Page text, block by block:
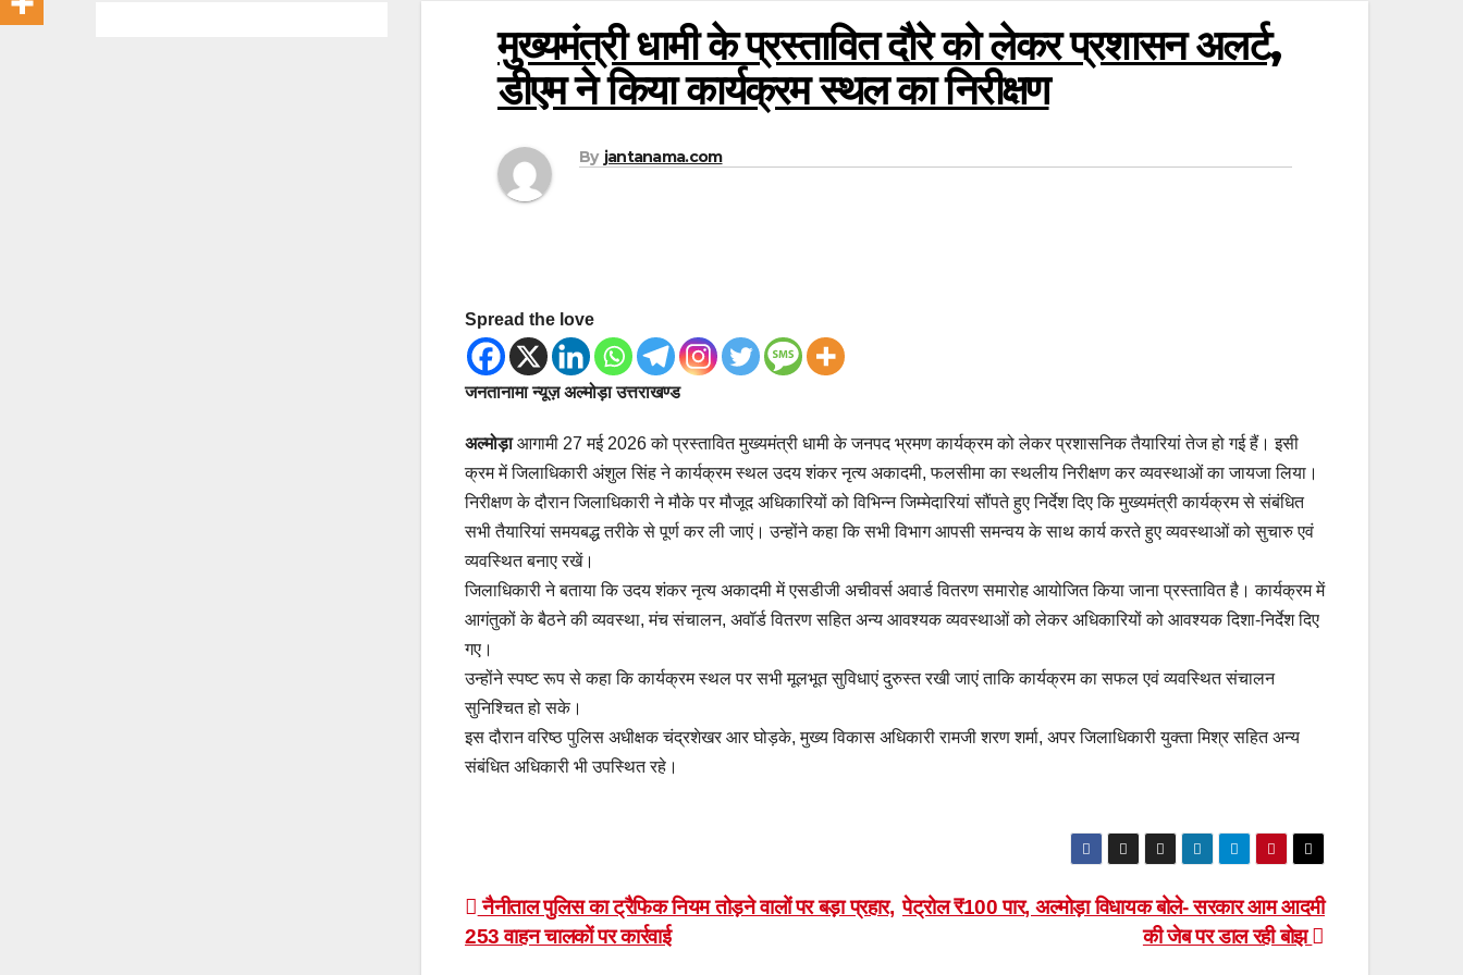
मुख्यमंत्री धामी के प्रस्तावित दौरे को लेकर प्रशासन अलर्ट,
डीएम ने किया कार्यक्रम स्थल का निरीक्षण
By jantanama.com
Spread the love
जनतानामा न्यूज़ अल्मोड़ा उत्तराखण्ड
अल्मोड़ाआगामी 27 मई 2026 को प्रस्तावित मुख्यमंत्री धामी के जनपद भ्रमण कार्यक्रम को लेकर प्रशासनिक तैयारियां तेज हो गई हैं। इसी
क्रम में जिलाधिकारी अंशुल सिंह ने कार्यक्रम स्थल उदय शंकर नृत्य अकादमी, फलसीमा का स्थलीय निरीक्षण कर व्यवस्थाओं का जायजा लिया।
निरीक्षण के दौरान जिलाधिकारी ने मौके पर मौजूद अधिकारियों को विभिन्न जिम्मेदारियां सौंपते हुए निर्देश दिए कि मुख्यमंत्री कार्यक्रम से संबंधित
सभी तैयारियां समयबद्ध तरीके से पूर्ण कर ली जाएं। उन्होंने कहा कि सभी विभाग आपसी समन्वय के साथ कार्य करते हुए व्यवस्थाओं को सुचारु एवं
व्यवस्थित बनाए रखें।
जिलाधिकारी ने बताया कि उदय शंकर नृत्य अकादमी में एसडीजी अचीवर्स अवार्ड वितरण समारोह आयोजित किया जाना प्रस्तावित है। कार्यक्रम में
आगंतुकों के बैठने की व्यवस्था, मंच संचालन, अवॉर्ड वितरण सहित अन्य आवश्यक व्यवस्थाओं को लेकर अधिकारियों को आवश्यक दिशा-निर्देश दिए
गए।
उन्होंने स्पष्ट रूप से कहा कि कार्यक्रम स्थल पर सभी मूलभूत सुविधाएं दुरुस्त रखी जाएं ताकि कार्यक्रम का सफल एवं व्यवस्थित संचालन
सुनिश्चित हो सके।
इस दौरान वरिष्ठ पुलिस अधीक्षक चंद्रशेखर आर घोड़के, मुख्य विकास अधिकारी रामजी शरण शर्मा, अपर जिलाधिकारी युक्ता मिश्र सहित अन्य
संबंधित अधिकारी भी उपस्थित रहे।
Post
navigation
पेट्रोल ₹100 पार, अल्मोड़ा विधायक बोले- सरकार आम आदमी
की जेब पर डाल रही बोझ
नैनीताल पुलिस का ट्रैफिक नियम तोड़ने वालों पर बड़ा प्रहार,
253 वाहन चालकों पर कार्रवाई